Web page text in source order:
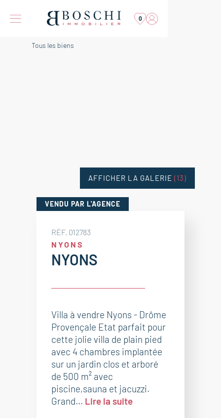
0
Tous les biens
VENDU PAR L'AGENCE
RÉF. 012783
NYONS
NYONS
Villa à vendre Nyons - Drôme
Provençale Etat parfait pour
cette jolie villa de plain pied
avec 4 chambres implantée
sur un jardin clos et arboré
de 500 m² avec
piscine,sauna et jacuzzi.
Grand... Lire la suite
AFFICHER LA GALERIE (13)